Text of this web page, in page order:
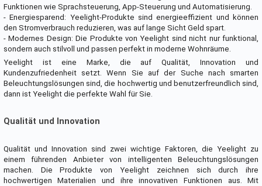
Funktionen wie Sprachsteuerung, App-Steuerung und Automatisierung.
- Energiesparend: Yeelight-Produkte sind energieeffizient und können
den Stromverbrauch reduzieren, was auf lange Sicht Geld spart.
- Modernes Design: Die Produkte von Yeelight sind nicht nur funktional,
sondern auch stilvoll und passen perfekt in moderne Wohnräume.
Yeelight ist eine Marke, die auf Qualität, Innovation und
Kundenzufriedenheit setzt. Wenn Sie auf der Suche nach smarten
Beleuchtungslösungen sind, die hochwertig und benutzerfreundlich sind,
dann ist Yeelight die perfekte Wahl für Sie.
Qualität und Innovation
Qualität und Innovation sind zwei wichtige Faktoren, die Yeelight zu
einem führenden Anbieter von intelligenten Beleuchtungslösungen
machen. Die Produkte von Yeelight zeichnen sich durch ihre
hochwertigen Materialien und ihre innovativen Funktionen aus. Mit